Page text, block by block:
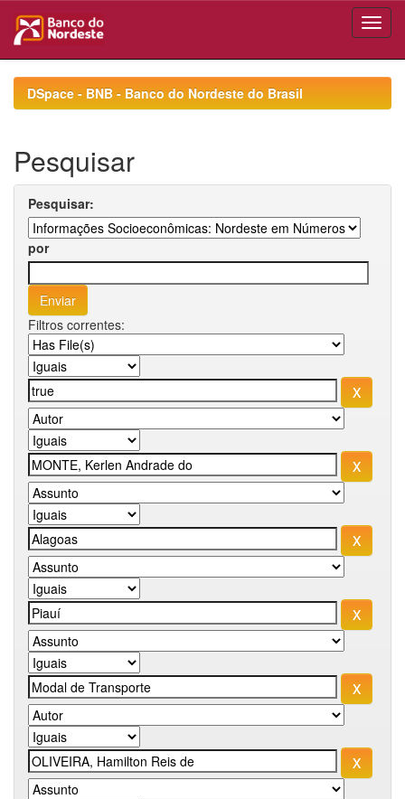
navigationDSpace - BNB - Banco do Nordeste do Brasil
Pesquisar
Pesquisar:
por
Filtros correntes: